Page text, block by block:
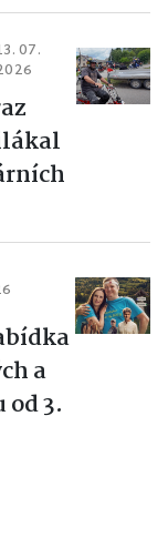
07.
a
3.